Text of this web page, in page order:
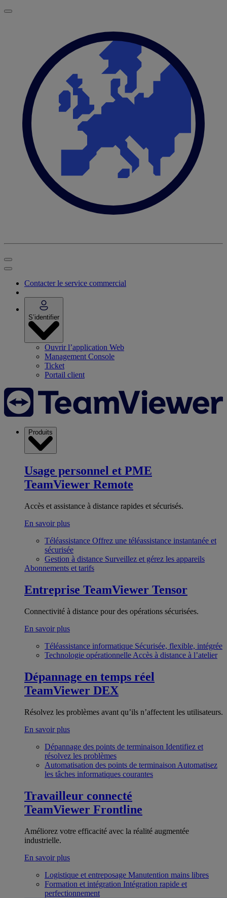
Contacter le service commercial
S’identifier
Ouvrir l’application Web
Management Console
Ticket
Portail client
Produits
Usage personnel et PME
TeamViewer Remote
Accès et assistance à distance rapides et sécurisés.
En savoir plus
Téléassistance Offrez une téléassistance instantanée et
sécurisée
Gestion à distance Surveillez et gérez les appareils
Abonnements et tarifs
Entreprise TeamViewer Tensor
Connectivité à distance pour des opérations sécurisées.
En savoir plus
Téléassistance informatique Sécurisée, flexible, intégrée
Technologie opérationnelle Accès à distance à l’atelier
Dépannage en temps réel
TeamViewer DEX
Résolvez les problèmes avant qu’ils n’affectent les utilisateurs.
En savoir plus
Dépannage des points de terminaison Identifiez et
résolvez les problèmes
Automatisation des points de terminaison Automatisez
les tâches informatiques courantes
Travailleur connecté
TeamViewer Frontline
Améliorez votre efficacité avec la réalité augmentée
industrielle.
En savoir plus
Logistique et entreposage Manutention mains libres
Formation et intégration Intégration rapide et
perfectionnement